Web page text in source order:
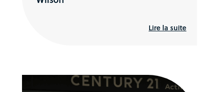
Lire la suite